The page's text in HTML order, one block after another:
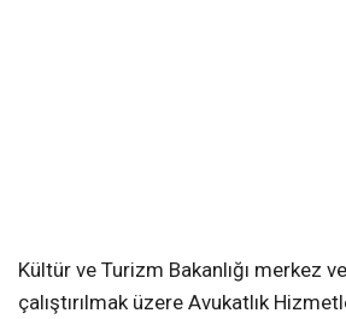
Kültür ve Turizm Bakanlığı merkez
çalıştırılmak üzere Avukatlık